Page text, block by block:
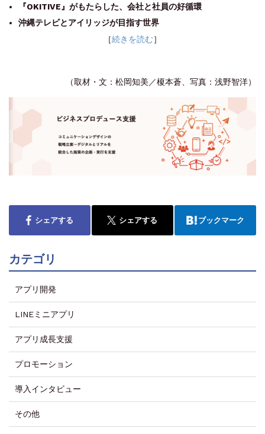
『OKITIVE』がもたらした、会社と社員の好循環
沖縄テレビとアイリッジが目指す世界
［続きを読む］
（取材・文：松岡知美／榎本蒼、写真：浅野智洋）
シェアする シェアする ブックマーク
カテゴリ
アプリ開発
LINEミニアプリ
アプリ成長支援
プロモーション
導入インタビュー
その他